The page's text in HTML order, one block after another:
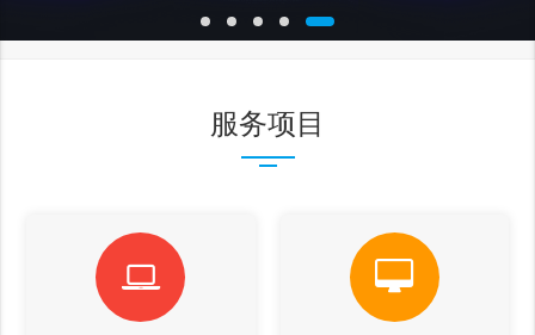
服务项目